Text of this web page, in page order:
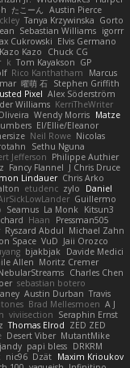
たこーん Austin Pierce
Tanya Krzywinska Gorto
Sebastian Williams igorrr
Cukrowski Elvis Germano
Kazo Kazo
Chuck CG
k Tom Kayakson GP
Rico Kanthatham
Marcus
曜萌 石 Stephen Griffith
Pixel Alex Söderström
Williams KerriTheWriter
Wendy Morris Matze
El/Ellie/Eleanor
Neil Rowe Nicolas
Sethu Nguna
Jefferson Philippe Authier
Fancy Flannel J Chris Druce
Lindauer Chris Arko
etudenc zylo
Daniel
Guillermo
Seamus La Monk Kitsun3
Haan
Pressman505
Ryszard Abdul Michael Zahn
Space VuD Jaii Orozco
bjakbjak Davide Medici
Allen Moritz Cremer
Charles Chen
sebastian botero
Austin Durban Travis
Brad Mellesmoen A J
viviisection Seraphin Ernst
Thomas Elrod ZED ZED
Desert Viber MutantMike
papi bless DRKRM
nic96 Dzät Maxim Krioukov